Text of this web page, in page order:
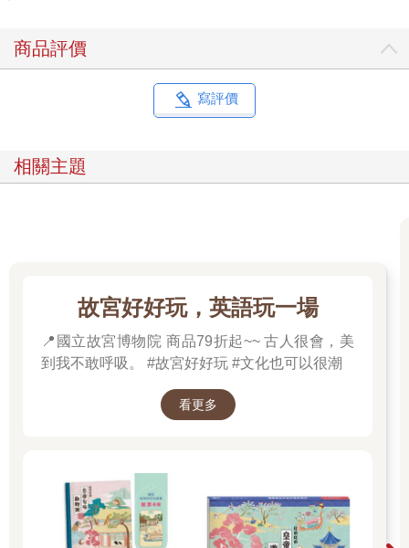
商品評價
寫評價
相關主題
故宮好好玩，英語玩一場
📍國立故宮博物院 商品79折起~~ 古人很會，美
到我不敢呼吸。 #故宮好好玩 #文化也可以很潮
看更多